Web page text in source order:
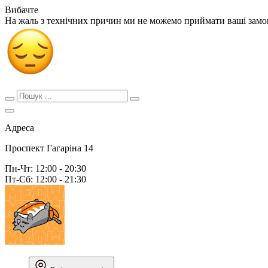
Вибачте
На жаль з технічних причин ми не можемо приймати ваші
Адреса
Проспект Гагаріна 14
Пн-Чт: 12:00 - 20:30
Пт-Сб: 12:00 - 21:30